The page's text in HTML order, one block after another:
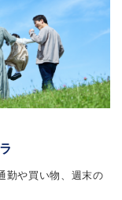
勤や買い物、週末の